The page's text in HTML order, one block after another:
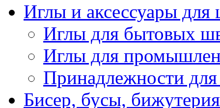
Иглы и аксессуары
Иглы для бытовых
Иглы для
Принадлежности
Бисер, бусы, бижутерия